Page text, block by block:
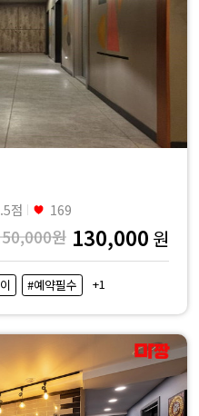
점 169
원 130,000 원
#예약필수 +1